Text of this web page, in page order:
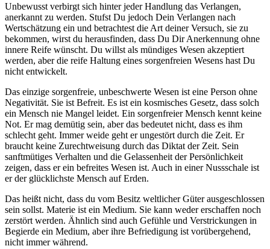
Unbewusst verbirgt sich hinter jeder Handlung das Verlangen,
anerkannt zu werden. Stufst Du jedoch Dein Verlangen nach
Wertschätzung ein und betrachtest die Art deiner Versuch, sie zu
bekommen, wirst du herausfinden, dass Du Dir Anerkennung ohne
innere Reife wünscht. Du willst als mündiges Wesen akzeptiert
werden, aber die reife Haltung eines sorgenfreien Wesens hast Du
nicht entwickelt.
Das einzige sorgenfreie, unbeschwerte Wesen ist eine Person ohne
Negativität. Sie ist Befreit. Es ist ein kosmisches Gesetz, dass solch
ein Mensch nie Mangel leidet. Ein sorgenfreier Mensch kennt keine
Not. Er mag demütig sein, aber das bedeutet nicht, dass es ihm
schlecht geht. Immer weide geht er ungestört durch die Zeit. Er
braucht keine Zurechtweisung durch das Diktat der Zeit. Sein
sanftmütiges Verhalten und die Gelassenheit der Persönlichkeit
zeigen, dass er ein befreites Wesen ist. Auch in einer Nussschale ist
er der glücklichste Mensch auf Erden.
Das heißt nicht, dass du vom Besitz weltlicher Güter ausgeschlossen
sein sollst. Materie ist ein Medium. Sie kann weder erschaffen noch
zerstört werden. Ähnlich sind auch Gefühle und Verstrickungen in
Begierde ein Medium, aber ihre Befriedigung ist vorübergehend,
nicht immer während.